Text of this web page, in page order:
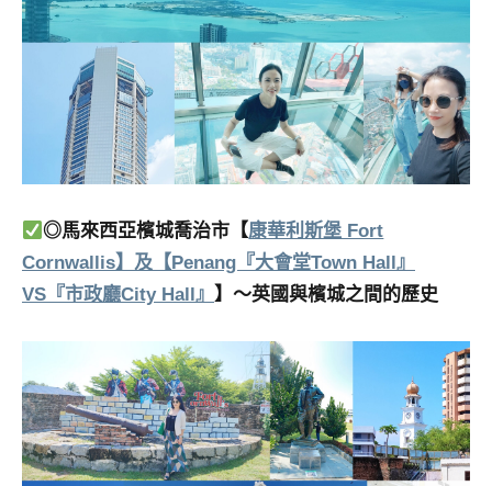
◎馬來西亞檳城喬治市【康華利斯堡 Fort
Cornwallis】及【Penang『大會堂Town Hall』
VS『市政廳City Hall』 】～英國與檳城之間的歷史